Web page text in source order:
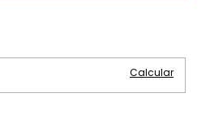
Calcular